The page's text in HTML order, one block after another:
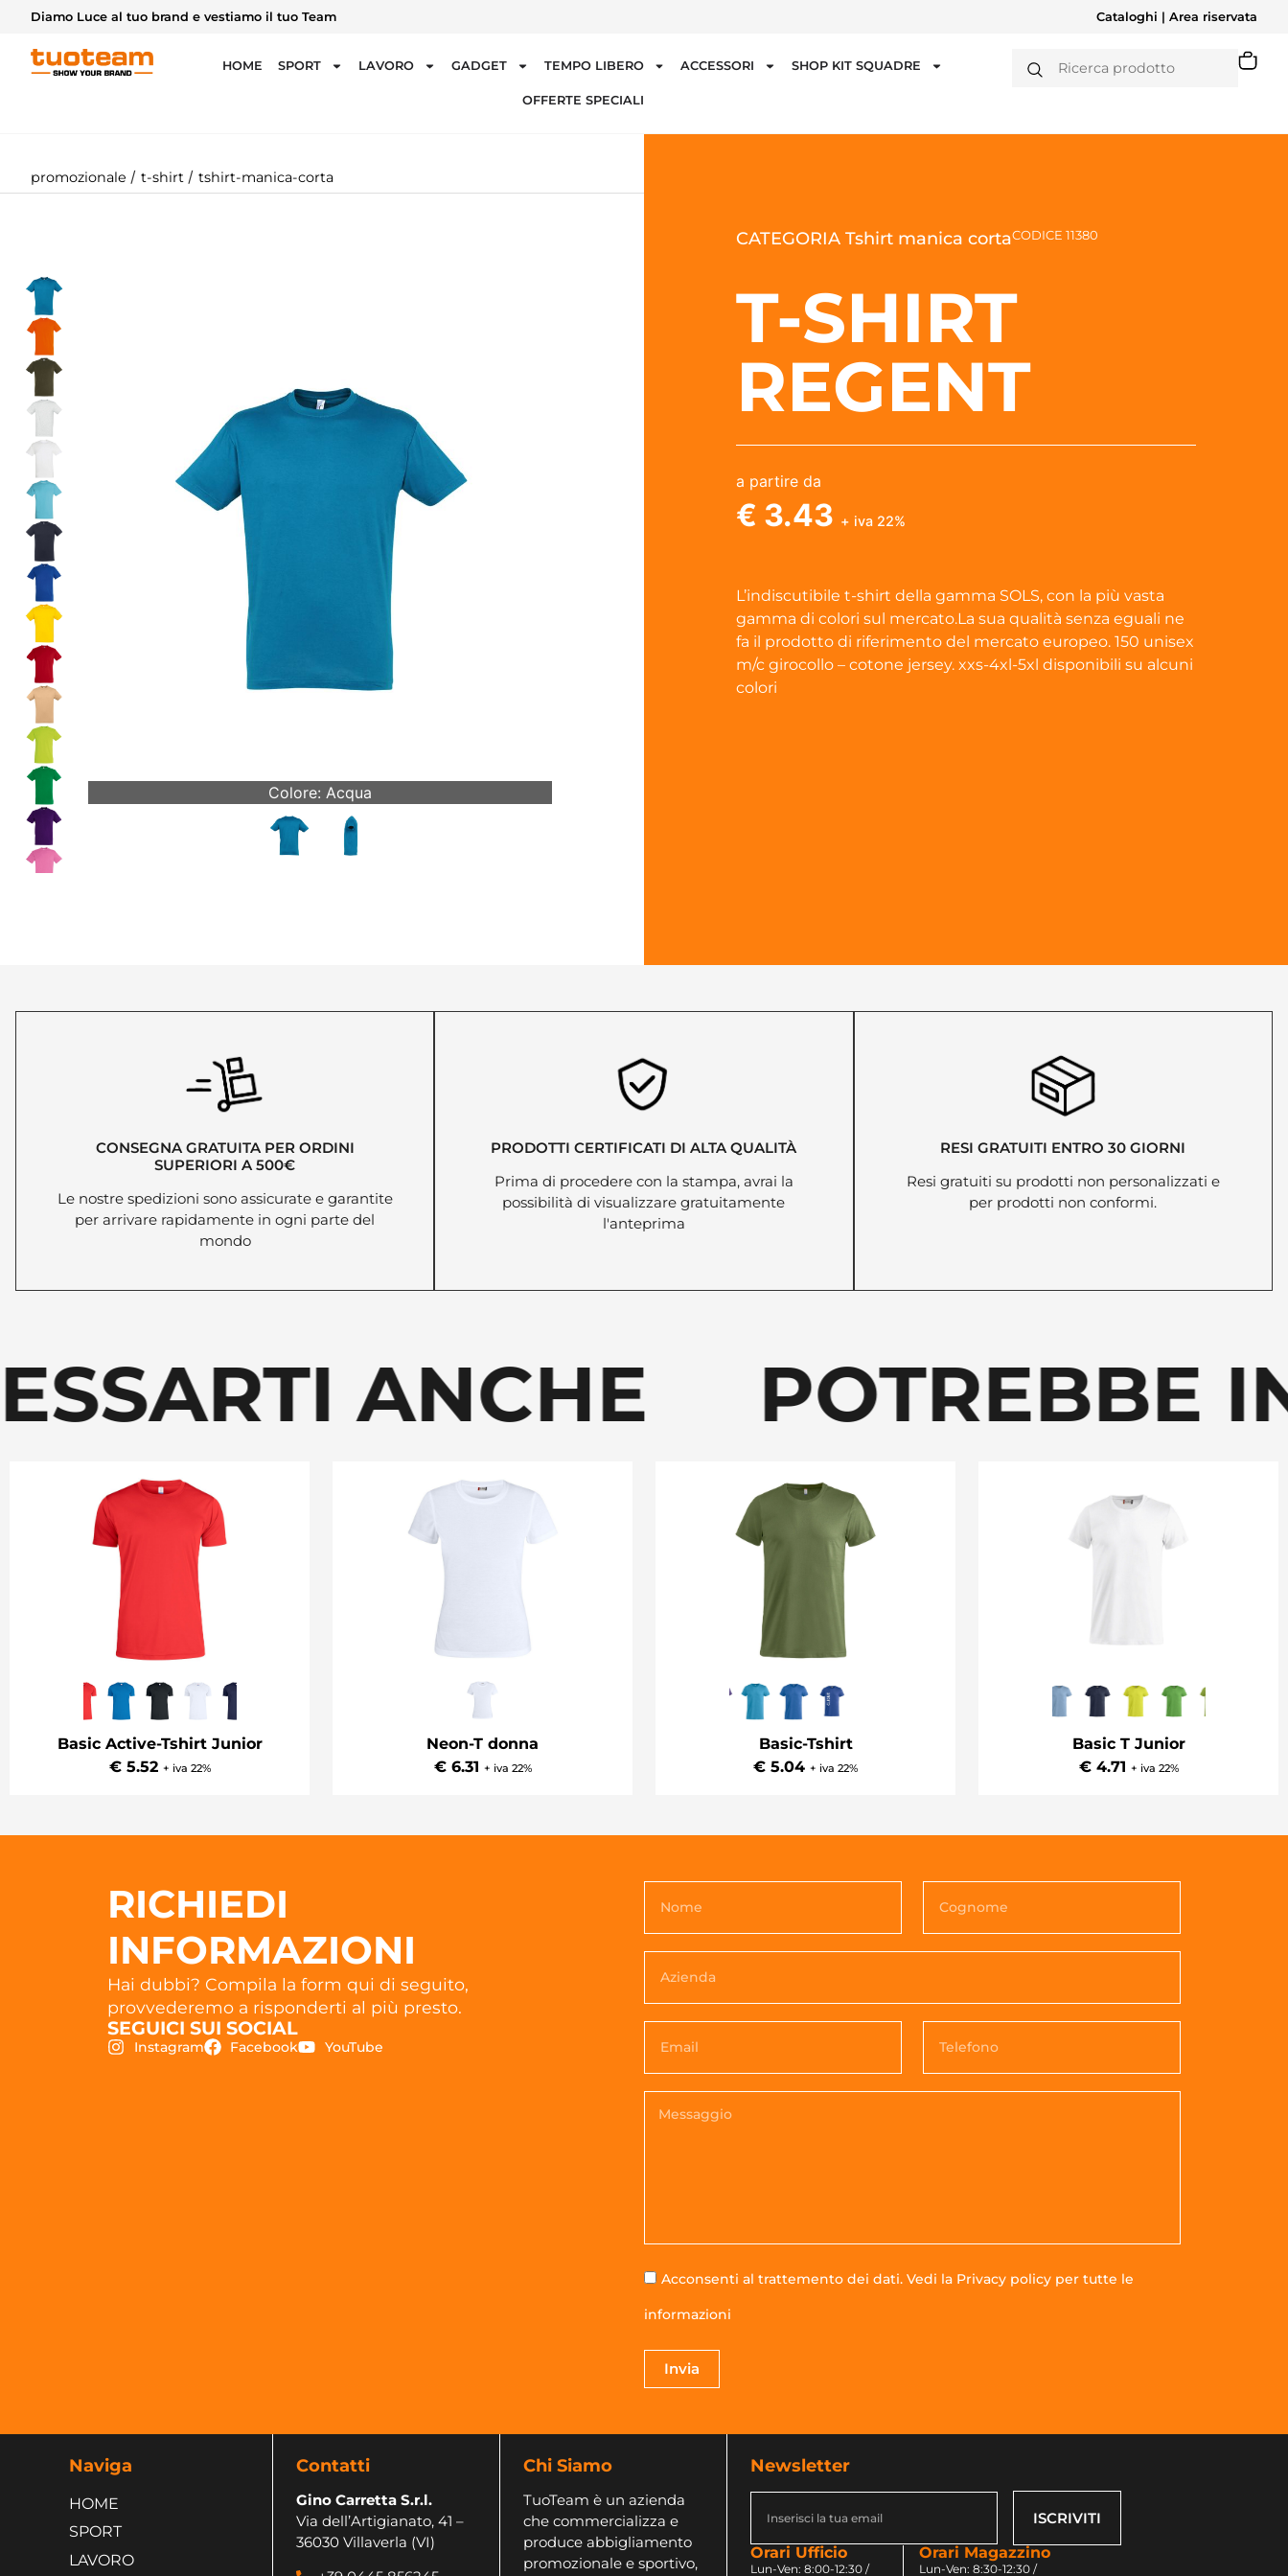
Diamo Luce al tuo brand e vestiamo il tuo Team Cataloghi | Area riservata
HOME SPORT LAVORO GADGET TEMPO LIBERO ACCESSORI SHOP KIT SQUADRE
OFFERTE SPECIALI
promozionale / t-shirt / tshirt-manica-corta
Colore: Acqua
CATEGORIA Tshirt manica cortaCODICE 11380
T-SHIRT
REGENT
a partire da
€ 3.43 + iva 22%
L’indiscutibile t-shirt della gamma SOLS, con la più vasta
gamma di colori sul mercato.La sua qualità senza eguali ne
fa il prodotto di riferimento del mercato europeo. 150 unisex
m/c girocollo – cotone jersey. xxs-4xl-5xl disponibili su alcuni
colori
CONSEGNA GRATUITA PER ORDINI
SUPERIORI A 500€
Le nostre spedizioni sono assicurate e garantite
per arrivare rapidamente in ogni parte del
mondo
PRODOTTI CERTIFICATI DI ALTA QUALITÀ
Prima di procedere con la stampa, avrai la
possibilità di visualizzare gratuitamente
l'anteprima
RESI GRATUITI ENTRO 30 GIORNI
Resi gratuiti su prodotti non personalizzati e
per prodotti non conformi.
ANCHE POTREBBE
Basic Active-Tshirt Junior
€ 5.52 + iva 22%
Neon-T donna
€ 6.31 + iva 22%
Basic-Tshirt
€ 5.04 + iva 22%
Basic T Junior
€ 4.71 + iva 22%
RICHIEDI
INFORMAZIONI
Hai dubbi? Compila la form qui di seguito,
provvederemo a risponderti al più presto.
SEGUICI SUI SOCIAL
Instagram Facebook YouTube
Acconsenti al trattemento dei dati. Vedi la Privacy policy per tutte le
informazioni
Invia
Naviga
HOME
SPORT
LAVORO
Contatti
Gino Carretta S.r.l.
Via dell’Artigianato, 41 –
36030 Villaverla (VI)
Chi Siamo
TuoTeam è un azienda
che commercializza e
produce abbigliamento
promozionale e sportivo,
Newsletter
ISCRIVITI
Orari Ufficio
Lun-Ven: 8:00-12:30 /
Orari Magazzino
Lun-Ven: 8:30-12:30 /